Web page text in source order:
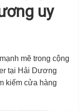
uy
mẽ trong cộng
tại Hải Dương
kiếm cửa hàng